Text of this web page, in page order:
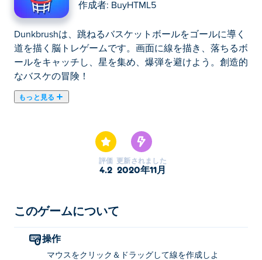
作成者: BuyHTML5
Dunkbrushは、跳ねるバスケットボールをゴールに導く
道を描く脳トレゲームです。画面に線を描き、落ちるボ
ールをキャッチし、星を集め、爆弾を避けよう。創造的
なバスケの冒険！
もっと見る
評価
4.2
更新されました
2020年11月
このゲームについて
操作
マウスをクリック＆ドラッグして線を作成しよ